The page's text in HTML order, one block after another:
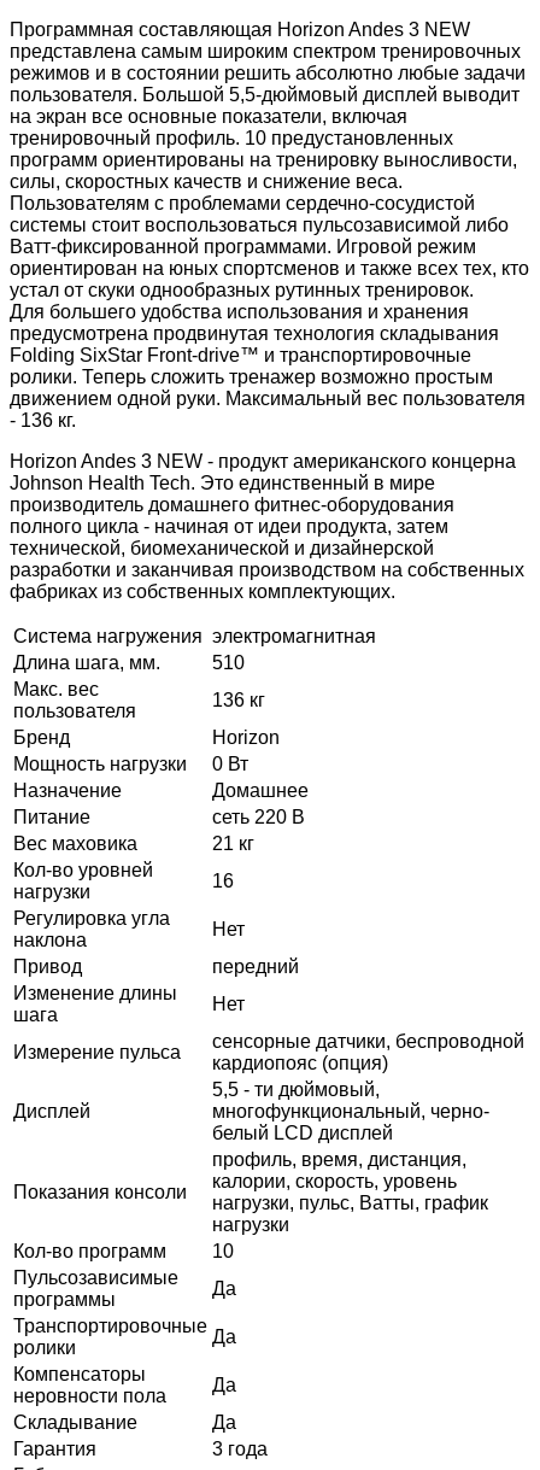
Программная составляющая Horizon Andes 3 NEW
представлена самым широким спектром тренировочных
режимов и в состоянии решить абсолютно любые задачи
пользователя. Большой 5,5-дюймовый дисплей выводит
на экран все основные показатели, включая
тренировочный профиль. 10 предустановленных
программ ориентированы на тренировку выносливости,
силы, скоростных качеств и снижение веса.
Пользователям с проблемами сердечно-сосудистой
системы стоит воспользоваться пульсозависимой либо
Ватт-фиксированной программами. Игровой режим
ориентирован на юных спортсменов и также всех тех, кто
устал от скуки однообразных рутинных тренировок.
Для большего удобства использования и хранения
предусмотрена продвинутая технология складывания
Folding SixStar Front-drive™ и транспортировочные
ролики. Теперь сложить тренажер возможно простым
движением одной руки. Максимальный вес пользователя
- 136 кг.
Horizon Andes 3 NEW - продукт американского концерна
Johnson Health Tech. Это единственный в мире
производитель домашнего фитнес-оборудования
полного цикла - начиная от идеи продукта, затем
технической, биомеханической и дизайнерской
разработки и заканчивая производством на собственных
фабриках из собственных комплектующих.
Система нагружения электромагнитная
Длина шага, мм.
510
Макс. вес
пользователя
136 кг
Бренд
Horizon
Мощность нагрузки
0 Вт
Назначение
Домашнее
Питание
сеть 220 В
Вес маховика
21 кг
Кол-во уровней
нагрузки
16
Регулировка угла
наклона
Нет
Привод
передний
Изменение длины
шага
Нет
Измерение пульса
сенсорные датчики, беспроводной
кардиопояс (опция)
Дисплей
5,5 - ти дюймовый,
многофункциональный, черно-
белый LCD дисплей
Показания консоли
профиль, время, дистанция,
калории, скорость, уровень
нагрузки, пульс, Ватты, график
нагрузки
Кол-во программ
10
Пульсозависимые
программы
Да
Транспортировочные
ролики
Да
Компенсаторы
неровности пола
Да
Складывание
Да
Гарантия
3 года